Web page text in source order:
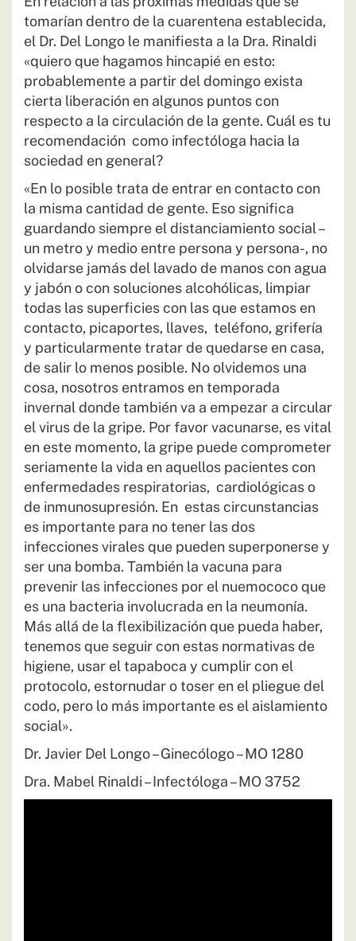
tomarían dentro de la cuarentena establecida,
el Dr. Del Longo le manifiesta a la Dra. Rinaldi
«quiero que hagamos hincapié en esto:
probablemente a partir del domingo exista
cierta liberación en algunos puntos con
respecto a la circulación de la gente. Cuál es tu
recomendación como infectóloga hacia la
sociedad en general?
«En lo posible trata de entrar en contacto con
la misma cantidad de gente. Eso significa
guardando siempre el distanciamiento social –
un metro y medio entre persona y persona-, no
olvidarse jamás del lavado de manos con agua
y jabón o con soluciones alcohólicas, limpiar
todas las superficies con las que estamos en
contacto, picaportes, llaves, teléfono, grifería
y particularmente tratar de quedarse en casa,
de salir lo menos posible. No olvidemos una
cosa, nosotros entramos en temporada
invernal donde también va a empezar a circular
el virus de la gripe. Por favor vacunarse, es vital
en este momento, la gripe puede comprometer
seriamente la vida en aquellos pacientes con
enfermedades respiratorias, cardiológicas o
de inmunosupresión. En estas circunstancias
es importante para no tener las dos
infecciones virales que pueden superponerse y
ser una bomba. También la vacuna para
prevenir las infecciones por el nuemococo que
es una bacteria involucrada en la neumonía.
Más allá de la flexibilización que pueda haber,
tenemos que seguir con estas normativas de
higiene, usar el tapaboca y cumplir con el
protocolo, estornudar o toser en el pliegue del
codo, pero lo más importante es el aislamiento
social».
Dr. Javier Del Longo – Ginecólogo – MO 1280
Dra. Mabel Rinaldi – Infectóloga – MO 3752